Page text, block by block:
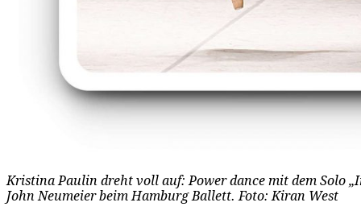
Kristina Paulin dreht voll auf: Power dance mit dem Solo
John Neumeier beim Hamburg Ballett. Foto: Kiran West